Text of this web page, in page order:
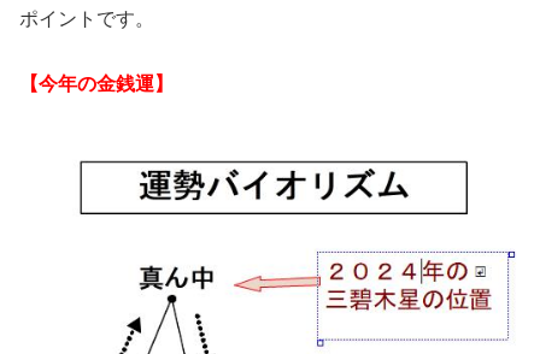
ポイントです。
【今年の金銭運】